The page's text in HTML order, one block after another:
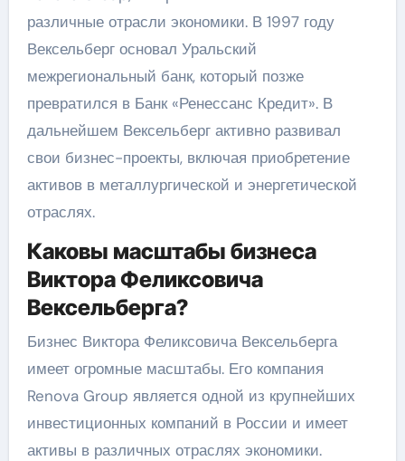
различные отрасли экономики. В 1997 году
Вексельберг основал Уральский
межрегиональный банк, который позже
превратился в Банк «Ренессанс Кредит». В
дальнейшем Вексельберг активно развивал
свои бизнес-проекты, включая приобретение
активов в металлургической и энергетической
отраслях.
Каковы масштабы бизнеса
Виктора Феликсовича
Вексельберга?
Бизнес Виктора Феликсовича Вексельберга
имеет огромные масштабы. Его компания
Renova Group является одной из крупнейших
инвестиционных компаний в России и имеет
активы в различных отраслях экономики.